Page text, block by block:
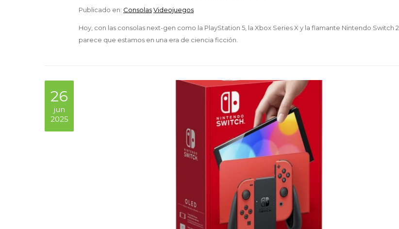
Publicado en: ConsolasVideojuegos
Hoy, con las consolas next-gen como la PlayStation 5, la Xbox Series X y la flamante Nintendo Switch 2,
parece que estamos en una era de ciencia ficción.
26
jun
2025